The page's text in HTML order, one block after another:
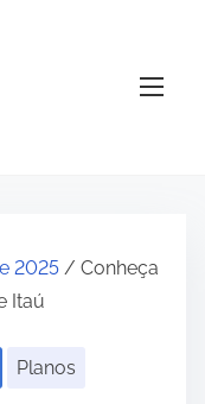
2025 / Conheça
Itaú
Planos